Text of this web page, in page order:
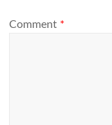
Comment *